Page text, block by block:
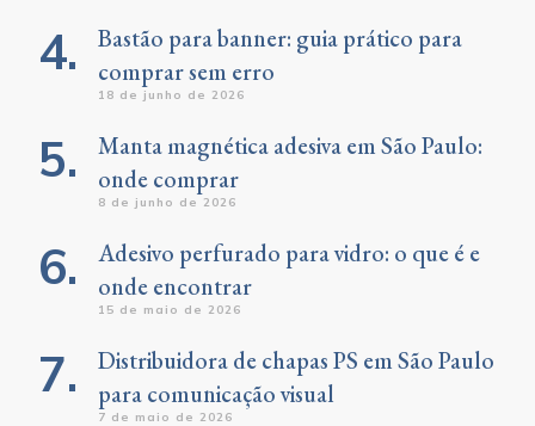
Bastão para banner: guia prático para
comprar sem erro
18 de junho de 2026
Manta magnética adesiva em São Paulo:
onde comprar
8 de junho de 2026
Adesivo perfurado para vidro: o que é e
onde encontrar
15 de maio de 2026
Distribuidora de chapas PS em São Paulo
para comunicação visual
7 de maio de 2026